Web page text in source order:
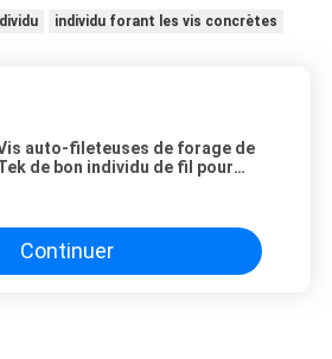
individu forant les vis concrètes
auto-fileteuses de forage de
de bon individu de fil pour
Continuer